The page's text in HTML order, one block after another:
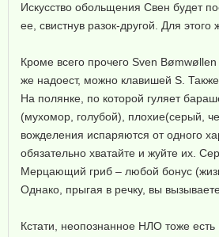
Искусство обольщения Свен будет
ее, свистнув разок-другой. Для
Кроме всего прочего Sven
же надоест, можно клавишей S.
На полянке, по которой гуляет
(мухомор, голубой), плохие(серый,
вожделения испаряются от одного
обязательно хватайте и жуйте их.
Мерцающий гриб – любой бонус
Однако, прыгая в речку, вы
Кстати, неопознанное НЛО тоже